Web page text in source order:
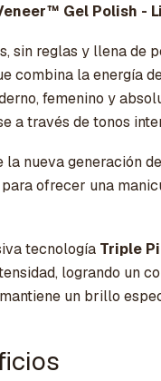
Gel Polish -
sin reglas y llena de
combina la energía
femenino y
a través de tonos
la nueva generación
ofrecer una
tecnología Triple
logrando un
un brillo